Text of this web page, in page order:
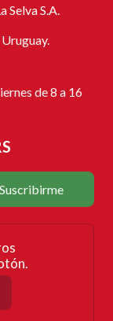
Selva S.A.
de 8 a 16
Suscribirme